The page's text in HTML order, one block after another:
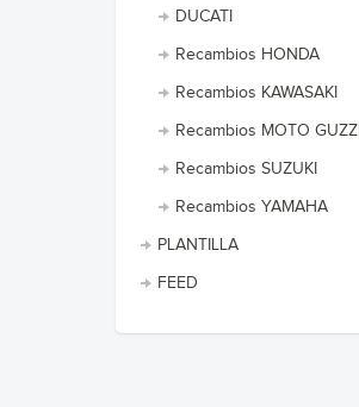
DUCATI
Recambios HONDA
Recambios KAWASAKI
Recambios MOTO GUZZI
Recambios SUZUKI
Recambios YAMAHA
PLANTILLA
FEED